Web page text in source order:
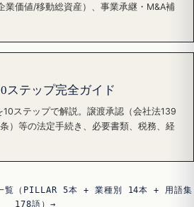
業価値/移動総資産）、事業承継・M&A補
テップ完全ガイド
ステップで解説。譲渡承認（会社法139
）等の法定手続き、必要書類、税務、経
一覧（PILLAR 5本 + 業種別 14本 + 用語集
178語）→